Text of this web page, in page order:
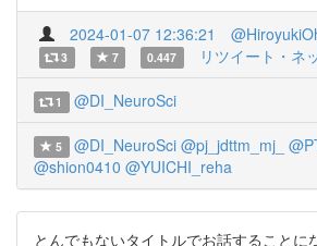
2024-01-07 12:36:21
3 7 0.447 リツイート・ネ
1 @DI_NeuroSci
5 @DI_NeuroSci @pj_jdttm_mj_
@shion0410 @YUICHI_reha
とんでもないタイトルでお話することに